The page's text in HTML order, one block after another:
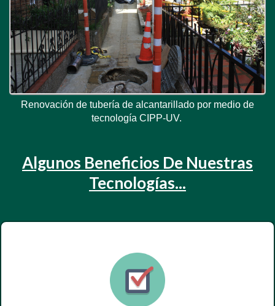
Renovación de tubería de alcantarillado por medio de
tecnología CIPP-UV.
Algunos Beneficios De Nuestras
Tecnologías...